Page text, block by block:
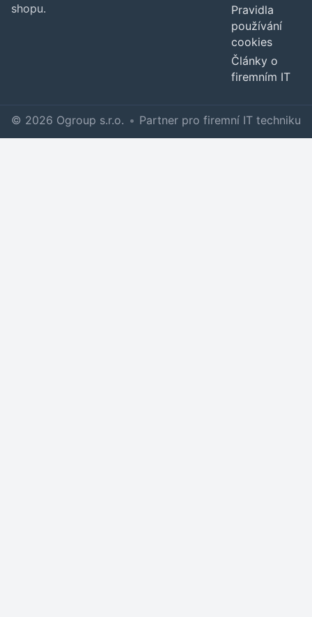
shopu.
Pravidla
používání
cookies
Články o
firemním IT
© 2026 Ogroup s.r.o. • Partner pro firemní IT techniku